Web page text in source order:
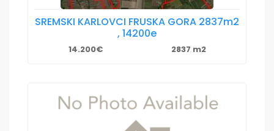
SREMSKI KARLOVCI FRUSKA GORA 2837m2
, 14200e
14.200€ 2837 m2